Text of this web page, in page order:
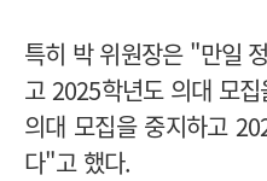
특히 박 위원장은 "만일
고 2025학년도 의대 모
의대 모집을 중지하고
다"고 했다.